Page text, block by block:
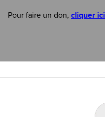
Pour faire un don, cliquer ici